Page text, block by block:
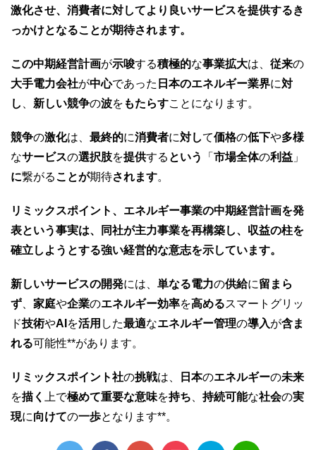
激化させ、消費者に対してより良いサービスを提供するき
っかけとなることが期待されます。
この中期経営計画が示唆する積極的な事業拡大は、 従来の
大手電力会社が中心であった 日本のエネルギー業界に対
し
新しい競争の波を もたらすことになります。
競争の激化は、 最終的に消費者に対して価格の低下や多様
なサービスの選択肢を提供する という 「 市場全体の利益 」
に繋がる ことが期待されます。
リミックスポイント、エネルギー事業の中期経営計画を発
表という事実は、同社が主力事業を再構築し、収益の柱を
確立しようとする強い経営的な意志を示しています。
新しいサービスの開発には、 単なる電力の供給に留まら
ず
家庭や企業のエネルギー効率を高めるスマートグリッ
ド技術やAI を活用 した最適なエネルギー管理の導入が含ま
れる可能性**があります。
リミックスポイント社の挑戦は、 日本のエネルギーの未来
を描く 上で極めて重要な意味を持ち 持続可能な社会の実
現に向けての一歩となります**。